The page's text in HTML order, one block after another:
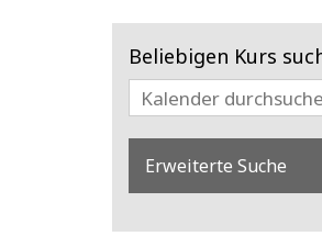
Beliebigen Kurs
Erweiterte Suche